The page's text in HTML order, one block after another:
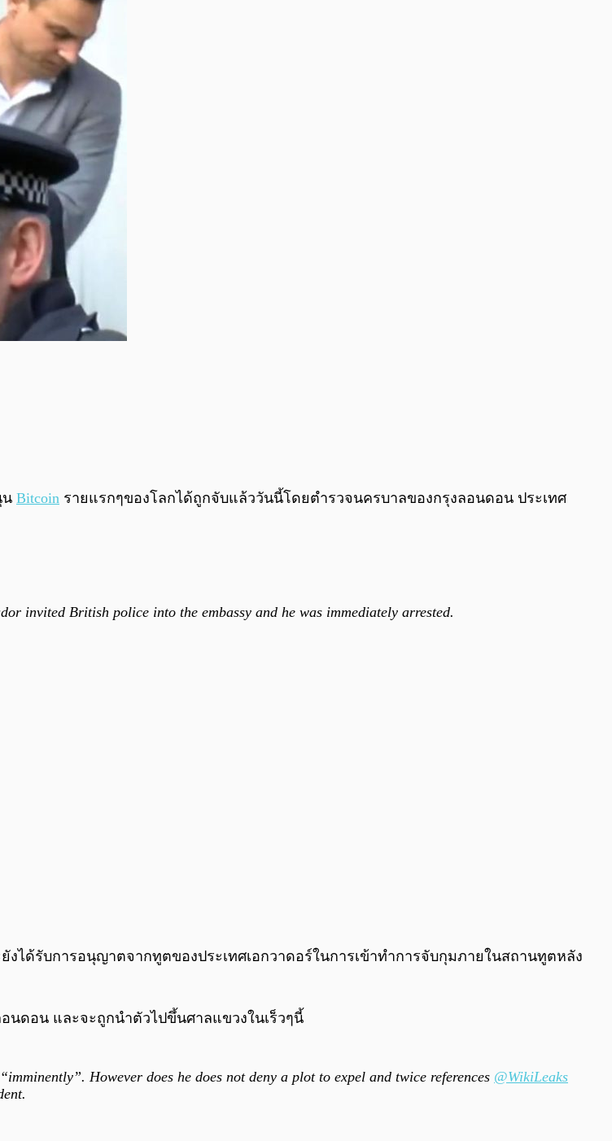
/
น Bitcoin รายแรกๆของโลกได้ถูกจับแล้ววันนี้โดยตำรวจนครบาลของกรุงลอนดอน ประเทศ
invited British police into the embassy and he was immediately arrested.
ได้รับการอนุญาตจากทูตของประเทศเอกวาดอร์ในการเข้าทำการจับกุมภายในสถานทูตหลัง
นดอน และจะถูกนำตัวไปขึ้นศาลแขวงในเร็วๆนี้
However does he does not deny a plot to expel and twice references @WikiLeaks